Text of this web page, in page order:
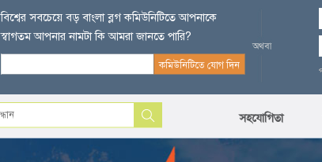
বিশ্বের সবচেয়ে বড় বাংলা ব্লগ কমিউনিটিতে আপনাকে
স্বাগতম আপনার নামটা কি আমরা জানতে পারি?
সহযোগিতা